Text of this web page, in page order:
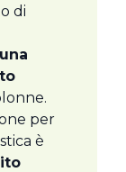
di
per
è